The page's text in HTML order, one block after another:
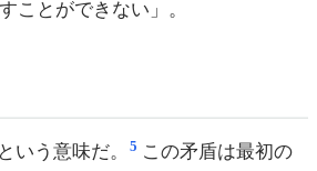
ことができない」。
う意味だ。 5 この矛盾は最初の